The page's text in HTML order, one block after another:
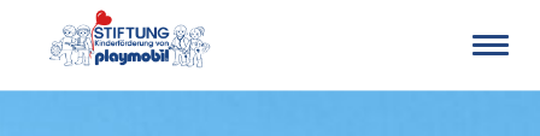
Stiftung
Kinderförderung